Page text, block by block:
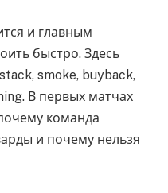
и главным
быстро. Здесь
smoke, buyback,
В первых матчах
команда
и почему нельзя